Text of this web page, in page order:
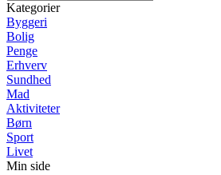
Kategorier
Byggeri
Bolig
Penge
Erhverv
Sundhed
Mad
Aktiviteter
Børn
Sport
Livet
Min side